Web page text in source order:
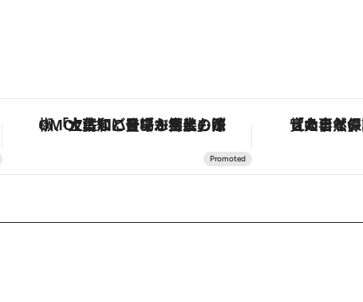
「土佐和ハーブかき氷」がOMO7高知に登場！生姜、山椒、大葉など目にも舌にも涼を呼ぶ郷土の味